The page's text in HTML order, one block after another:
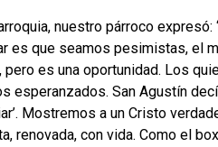
nuestro párroco
es que seamos pesimistas, el
es una oportunidad. Los
esperanzados. San Agustín
Mostremos a un Cristo
renovada, con vida. Como el